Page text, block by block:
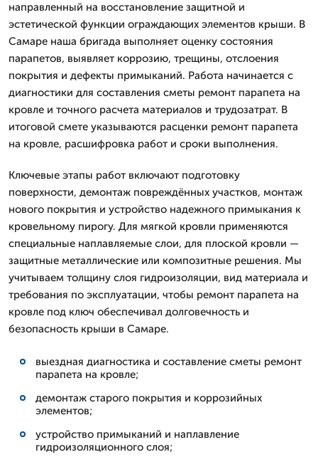
направленный на восстановление защитной и
эстетической функции ограждающих элементов крыши. В
Самаре наша бригада выполняет оценку состояния
парапетов, выявляет коррозию, трещины, отслоения
покрытия и дефекты примыканий. Работа начинается с
диагностики для составления сметы ремонт парапета на
кровле и точного расчета материалов и трудозатрат. В
итоговой смете указываются расценки ремонт парапета
на кровле, расшифровка работ и сроки выполнения.
Ключевые этапы работ включают подготовку
поверхности, демонтаж повреждённых участков, монтаж
нового покрытия и устройство надежного примыкания к
кровельному пирогу. Для мягкой кровли применяются
специальные наплавляемые слои, для плоской кровли —
защитные металлические или композитные решения. Мы
учитываем толщину слоя гидроизоляции, вид материала и
требования по эксплуатации, чтобы ремонт парапета на
кровле под ключ обеспечивал долговечность и
безопасность крыши в Самаре.
выездная диагностика и составление сметы ремонт
парапета на кровле;
демонтаж старого покрытия и коррозийных
элементов;
устройство примыканий и наплавление
гидроизоляционного слоя;